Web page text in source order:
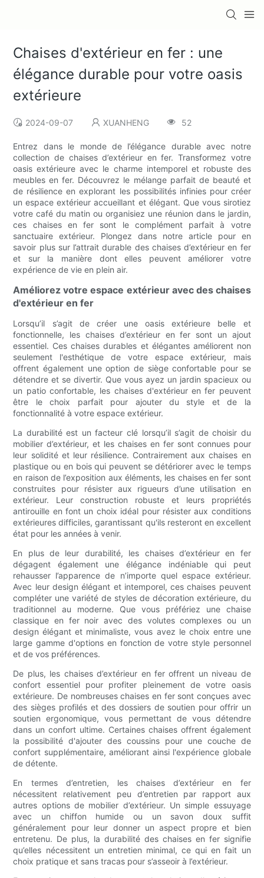
Chaises d'extérieur en fer : une
élégance durable pour votre oasis
extérieure
2024-09-07 XUANHENG 52
Entrez dans le monde de l’élégance durable avec notre
collection de chaises d’extérieur en fer. Transformez votre
oasis extérieure avec le charme intemporel et robuste des
meubles en fer. Découvrez le mélange parfait de beauté et
de résilience en explorant les possibilités infinies pour créer
un espace extérieur accueillant et élégant. Que vous sirotiez
votre café du matin ou organisiez une réunion dans le jardin,
ces chaises en fer sont le complément parfait à votre
sanctuaire extérieur. Plongez dans notre article pour en
savoir plus sur l’attrait durable des chaises d’extérieur en fer
et sur la manière dont elles peuvent améliorer votre
expérience de vie en plein air.
Améliorez votre espace extérieur avec des chaises
d'extérieur en fer
Lorsqu’il s’agit de créer une oasis extérieure belle et
fonctionnelle, les chaises d’extérieur en fer sont un ajout
essentiel. Ces chaises durables et élégantes améliorent non
seulement l'esthétique de votre espace extérieur, mais
offrent également une option de siège confortable pour se
détendre et se divertir. Que vous ayez un jardin spacieux ou
un patio confortable, les chaises d'extérieur en fer peuvent
être le choix parfait pour ajouter du style et de la
fonctionnalité à votre espace extérieur.
La durabilité est un facteur clé lorsqu’il s’agit de choisir du
mobilier d’extérieur, et les chaises en fer sont connues pour
leur solidité et leur résilience. Contrairement aux chaises en
plastique ou en bois qui peuvent se détériorer avec le temps
en raison de l’exposition aux éléments, les chaises en fer sont
construites pour résister aux rigueurs d’une utilisation en
extérieur. Leur construction robuste et leurs propriétés
antirouille en font un choix idéal pour résister aux conditions
extérieures difficiles, garantissant qu'ils resteront en excellent
état pour les années à venir.
En plus de leur durabilité, les chaises d’extérieur en fer
dégagent également une élégance indéniable qui peut
rehausser l’apparence de n’importe quel espace extérieur.
Avec leur design élégant et intemporel, ces chaises peuvent
compléter une variété de styles de décoration extérieure, du
traditionnel au moderne. Que vous préfériez une chaise
classique en fer noir avec des volutes complexes ou un
design élégant et minimaliste, vous avez le choix entre une
large gamme d'options en fonction de votre style personnel
et de vos préférences.
De plus, les chaises d’extérieur en fer offrent un niveau de
confort essentiel pour profiter pleinement de votre oasis
extérieure. De nombreuses chaises en fer sont conçues avec
des sièges profilés et des dossiers de soutien pour offrir un
soutien ergonomique, vous permettant de vous détendre
dans un confort ultime. Certaines chaises offrent également
la possibilité d'ajouter des coussins pour une couche de
confort supplémentaire, améliorant ainsi l'expérience globale
de détente.
En termes d’entretien, les chaises d’extérieur en fer
nécessitent relativement peu d’entretien par rapport aux
autres options de mobilier d’extérieur. Un simple essuyage
avec un chiffon humide ou un savon doux suffit
généralement pour leur donner un aspect propre et bien
entretenu. De plus, la durabilité des chaises en fer signifie
qu’elles nécessitent un entretien minimal, ce qui en fait un
choix pratique et sans tracas pour s’asseoir à l’extérieur.